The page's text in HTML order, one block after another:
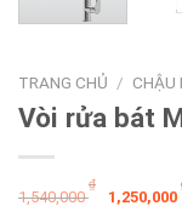
TRANG CHỦ / CHẬU
Vòi rửa bát
1,540,000
₫
Giá
1,250,000